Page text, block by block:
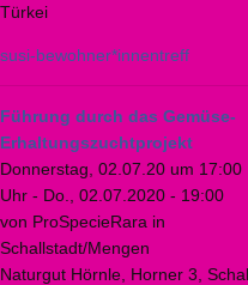
Türkei
susi-bewohner*innentreff
Führung durch das Gemüse-
Erhaltungszuchtprojekt
Donnerstag, 02.07.20 um 17:00
Uhr - Do., 02.07.2020 - 19:00
von ProSpecieRara in
Schallstadt/Mengen
Naturgut Hörnle, Horner 3,